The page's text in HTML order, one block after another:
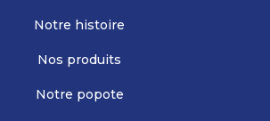
Notre histoire
Nos produits
Notre popote